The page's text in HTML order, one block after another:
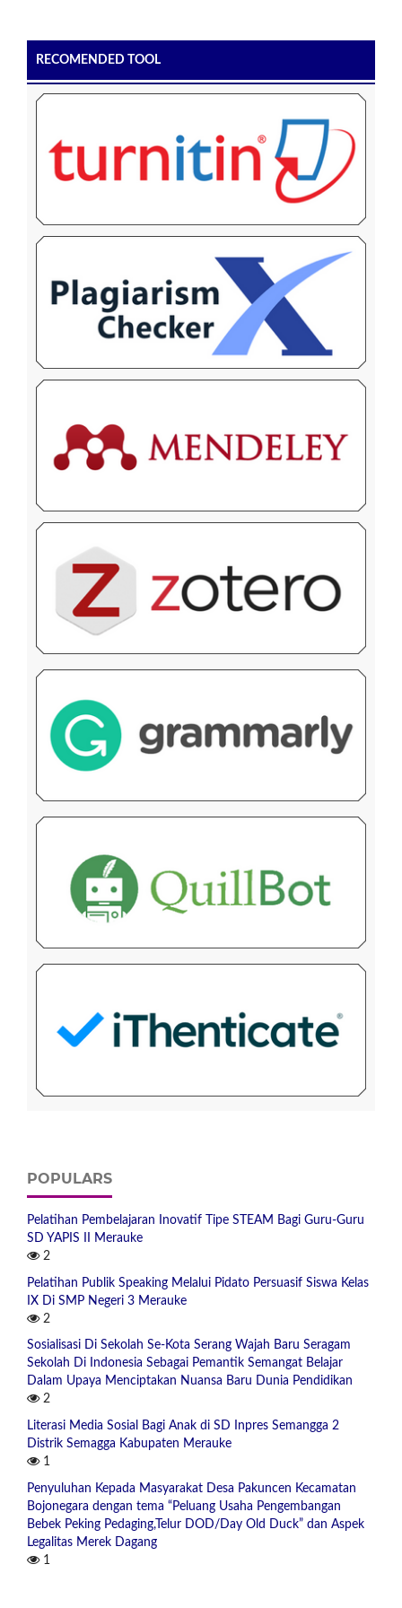
RECOMENDED TOOL
POPULARS
Pelatihan Pembelajaran Inovatif Tipe STEAM Bagi Guru-Guru
SD YAPIS II Merauke
2
Pelatihan Publik Speaking Melalui Pidato Persuasif Siswa Kelas
IX Di SMP Negeri 3 Merauke
2
Sosialisasi Di Sekolah Se-Kota Serang Wajah Baru Seragam
Sekolah Di Indonesia Sebagai Pemantik Semangat Belajar
Dalam Upaya Menciptakan Nuansa Baru Dunia Pendidikan
2
Literasi Media Sosial Bagi Anak di SD Inpres Semangga 2
Distrik Semagga Kabupaten Merauke
1
Penyuluhan Kepada Masyarakat Desa Pakuncen Kecamatan
Bojonegara dengan tema “Peluang Usaha Pengembangan
Bebek Peking Pedaging,Telur DOD/Day Old Duck” dan Aspek
Legalitas Merek Dagang
1